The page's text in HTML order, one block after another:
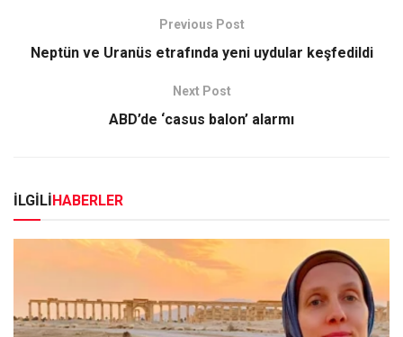
Previous Post
Neptün ve Uranüs etrafında yeni uydular keşfedildi
Next Post
ABD’de ‘casus balon’ alarmı
İLGİLİ HABERLER